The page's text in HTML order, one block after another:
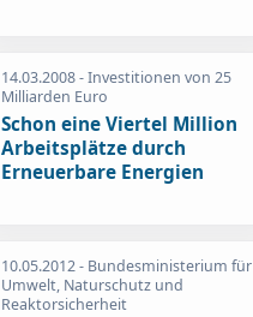
14.03.2008- Investitionen von 25
Milliarden Euro
Schon eine Viertel Million
Arbeitsplätze durch
Erneuerbare Energien
10.05.2012- Bundesministerium für
Umwelt, Naturschutz und
Reaktorsicherheit